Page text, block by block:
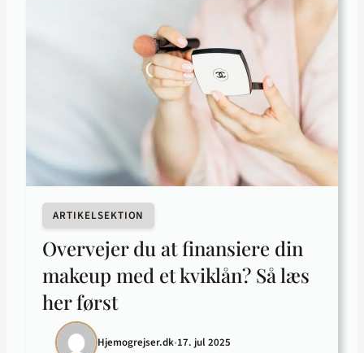
ARTIKELSEKTION
Overvejer du at finansiere din
makeup med et kviklån? Så læs
her først
Hjemogrejser.dk•17. jul 2025